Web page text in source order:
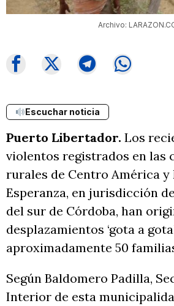
Archivo:
Escuchar noticia
Puerto Libertador. Los
violentos registrados en las
rurales de Centro América y
Esperanza, en jurisdicción
del sur de Córdoba, han
desplazamientos ‘gota a
aproximadamente 50
Según Baldomero Padilla,
Interior de esta